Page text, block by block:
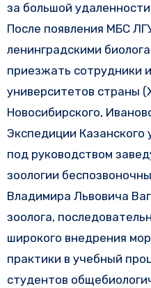
за большой
После появления МБС
ленинградскими
приезжать сотрудники
университетов страны
Новосибирского,
Экспедиции
под руководством
зоологии
Владимира Львовича
зоолога,
широкого внедрения
практики в учебный
студентов